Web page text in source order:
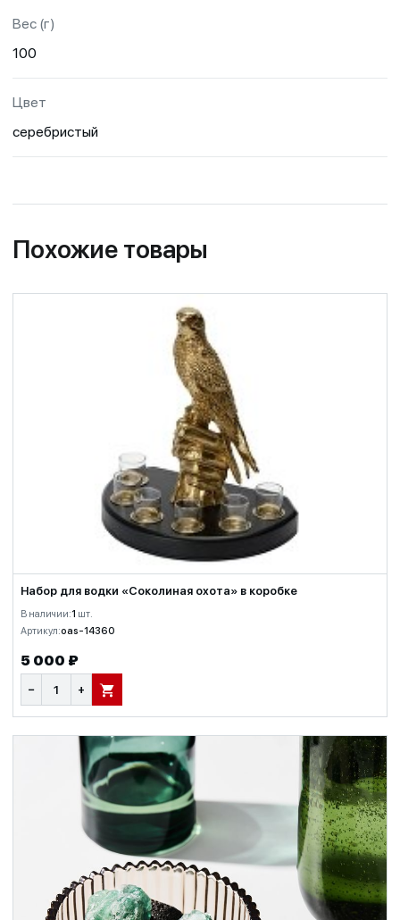
Вес (г)
100
Цвет
серебристый
Похожие товары
Набор для водки «Соколиная охота» в коробке
В наличии:1 шт.
Артикул:oas-14360
5 000 ₽
− + В КОРЗИНУ